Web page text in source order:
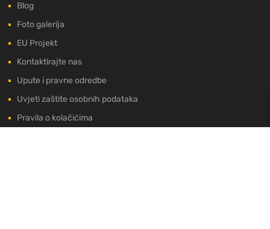
Blog
Foto galerija
EU Projekt
Kontaktirajte nas
Upute i pravne odredbe
Uvjeti zaštite osobnih podataka
Pravila o kolačićima